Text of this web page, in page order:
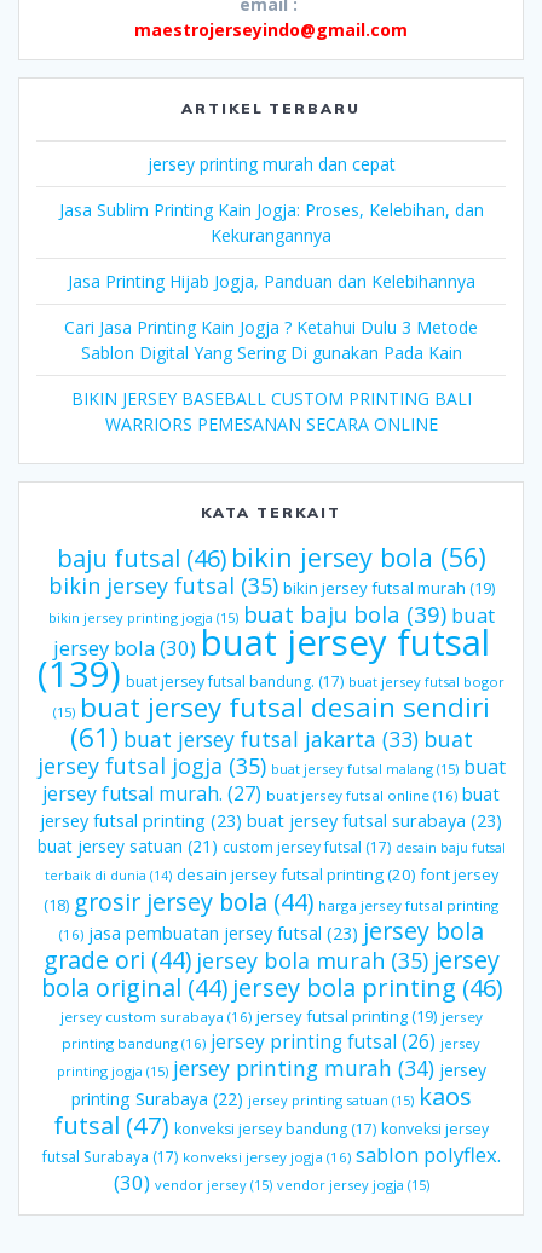
maestrojerseyindo@gmail.com
ARTIKEL TERBARU
jersey printing murah dan cepat
Jasa Sublim Printing Kain Jogja: Proses, Kelebihan, dan
Kekurangannya
Jasa Printing Hijab Jogja, Panduan dan Kelebihannya
Cari Jasa Printing Kain Jogja ? Ketahui Dulu 3 Metode
Sablon Digital Yang Sering Di gunakan Pada Kain
BIKIN JERSEY BASEBALL CUSTOM PRINTING BALI
WARRIORS PEMESANAN SECARA ONLINE
KATA TERKAIT
baju futsal (46) bikin jersey bola (56)
bikin jersey futsal (35) bikin jersey futsal murah (19)
bikin jersey printing jogja (15) buat baju bola (39) buat
jersey bola(30)buat jersey futsal
(139) buat jersey futsal bandung. (17) buat jersey futsal bogor
(15) buat jersey futsal desain sendiri
(61) buat jersey futsal jakarta (33) buat
jersey futsal jogja (35) buat jersey futsal malang(15) buat
jersey futsal murah. (27) buat jersey futsal online(16) buat
jersey futsal printing (23) buat jersey futsal surabaya (23)
buat jersey satuan (21) custom jersey futsal (17) desain baju futsal
terbaik di dunia (14) desain jersey futsal printing(20) font jersey
(18) grosir jersey bola (44) harga jersey futsal printing
(16) jasa pembuatan jersey futsal (23) jersey bola
grade ori (44) jersey bola murah (35) jersey
bola original (44) jersey bola printing (46)
jersey custom surabaya (16) jersey futsal printing(19) jersey
printing bandung (16) jersey printing futsal (26) jersey
printing jogja (15) jersey printing murah (34) jersey
printing Surabaya (22) jersey printing satuan (15) kaos
futsal (47) konveksi jersey bandung (17) konveksi jersey
futsal Surabaya (17) konveksi jersey jogja (16) sablon polyflex.
(30) vendor jersey(15) vendor jersey jogja (15)